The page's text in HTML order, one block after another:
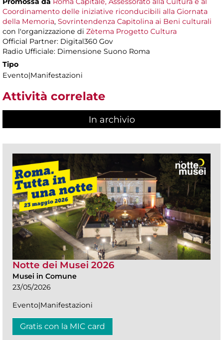
Coordinamento delle iniziative riconducibili alla Giornata
della Memoria, Sovrintendenza Capitolina ai Beni culturali
con l'organizzazione di Zètema Progetto Cultura
Official Partner: Digital360 Gov
Radio Ufficiale: Dimensione Suono Roma
Tipo
Evento|Manifestazioni
Attività correlate
In archivio
Notte dei Musei 2026
Musei in Comune
23/05/2026
Evento|Manifestazioni
Gratis con la MIC card